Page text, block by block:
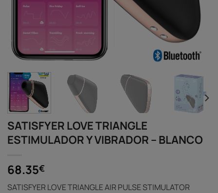
SATISFYER LOVE TRIANGLE
ESTIMULADOR Y VIBRADOR – BLANCO
68.35€
SATISFYER LOVE TRIANGLE AIR PULSE STIMULATOR